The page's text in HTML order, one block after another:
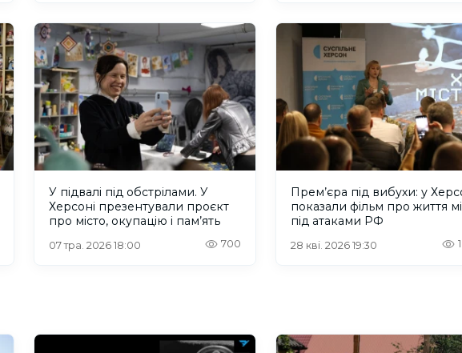
У підвалі під обстрілами. У
Херсоні презентували проєкт
про місто, окупацію і пам’ять
07 тра. 2026 18:00 700
Прем’єра під вибухи: у
показали фільм про життя
під атаками РФ
28 кві. 2026 19:30